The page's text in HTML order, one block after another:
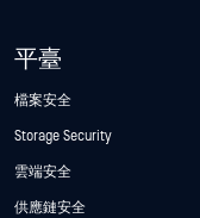
平臺
檔案安全
Storage Security
雲端安全
供應鏈安全